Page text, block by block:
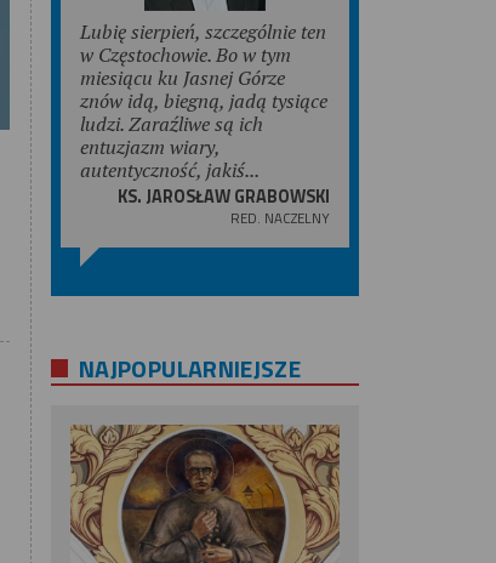
Lubię sierpień, szczególnie ten
w Częstochowie. Bo w tym
miesiącu ku Jasnej Górze
znów idą, biegną, jadą tysiące
ludzi. Zaraźliwe są ich
entuzjazm wiary,
autentyczność, jakiś...
KS. JAROSŁAW GRABOWSKI
RED. NACZELNY
NAJPOPULARNIEJSZE